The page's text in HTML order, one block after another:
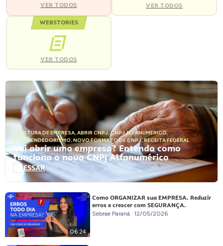
VER TODOS VER TODOS
WEBSTORIES
VER TODOS
ABERTURA DE EMPRESA, ABRIR CNPJ,CNPJ ALFANUMÉRICO,
EMPREENDEDORISMO, NOVO FORMATO DE CNPJ,RECEITA FEDERAL
Vai abrir uma empresa? Entenda como
funciona o novo CNPJ Alfanumérico
ACESSAR
06:24
Como ORGANIZAR sua EMPRESA. Reduzir
erros e crescer com SEGURANÇA.
Sebrae Paraná 12/05/2026